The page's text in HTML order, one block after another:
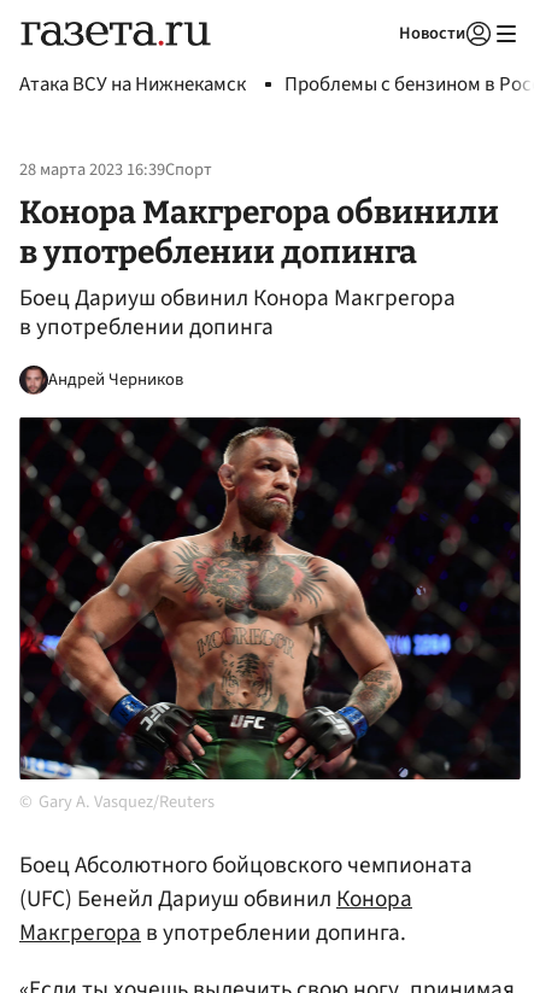
Новости
Атака ВСУ на Нижнекамск Проблемы с бензином в
28 марта 2023 16:39Спорт
Конора Макгрегора обвинили
в употреблении допинга
Боец Дариуш обвинил Конора Макгрегора
в употреблении допинга
Андрей Черников
Gary A. Vasquez/Reuters
Боец Абсолютного бойцовского чемпионата
(UFC) Бенейл Дариуш обвинилКонора
Макгрегорав употреблении допинга.